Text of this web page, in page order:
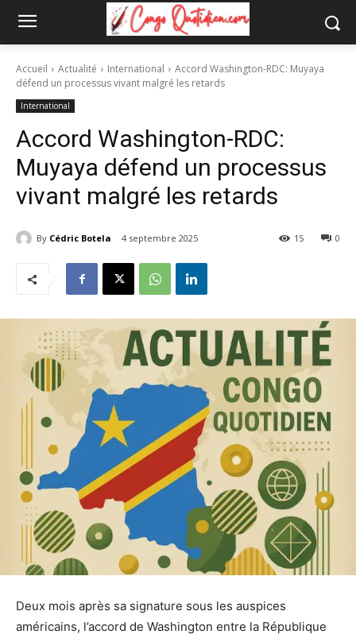
Accueil Actualité International
Accord Washington-RDC: Muyaya
défend un processus vivant malgré les retards
International
Accord Washington-RDC:
Muyaya défend un processus
vivant malgré les retards
By Cédric Botela 4 septembre 2025 0
15
Deux mois après sa signature sous les auspices
américains, l’accord de Washington entre la République